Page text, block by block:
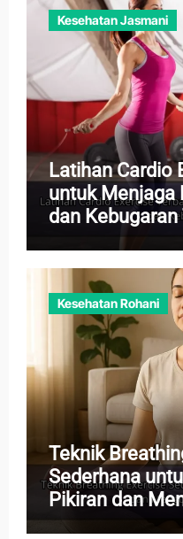
Kesehatan Jasmani
Latihan Cardio
untuk Menjaga
dan Kebugaran
Kesehatan Rohani
Teknik
Sederhana
Pikiran dan
Harian